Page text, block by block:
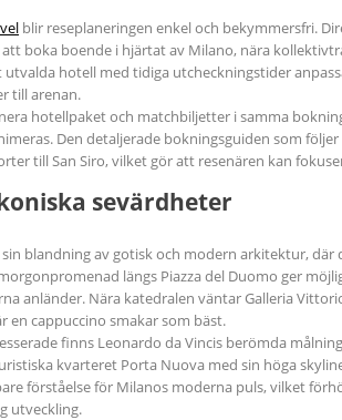
blir reseplaneringen enkel och bekymmersfri.
boka boende i hjärtat av Milano, nära
hotell med tidiga utcheckningstider
till arenan.
hotellpaket och matchbiljetter i samma
Den detaljerade bokningsguiden som
till San Siro, vilket gör att resenären kan
sevärdheter
blandning av gotisk och modern arkitektur, där
längs Piazza del Duomo ger
anländer. Nära katedralen väntar Galleria
en cappuccino smakar som bäst.
finns Leonardo da Vincis berömda
kvarteret Porta Nuova med sin höga
förståelse för Milanos moderna puls, vilket
utveckling.